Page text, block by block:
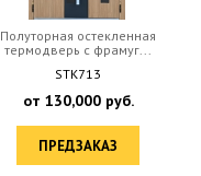
Полуторная остекленная
термодверь с фрамуг...
STK713
от 130,000руб.
ПРЕДЗАКАЗ